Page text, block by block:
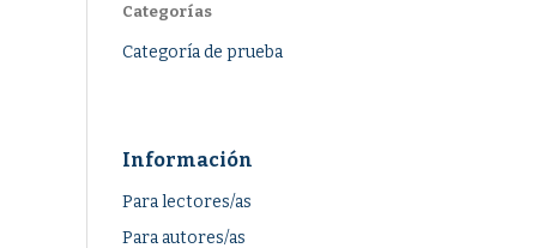
Categorías
Categoría de prueba
Información
Para lectores/as
Para autores/as